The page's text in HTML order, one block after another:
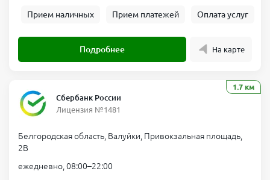
Прием наличных Прием платежей Оплата услуг
Подробнее На карте
1.7 км
Сбербанк России
Лицензия №1481
Белгородская область, Валуйки, Привокзальная площадь,
2В
ежедневно, 08:00–22:00